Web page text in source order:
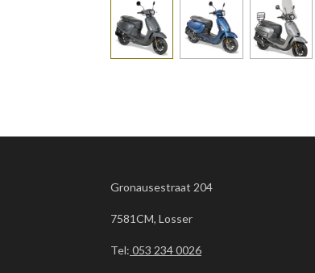
Gronausestraat 204
7581CM, Losser
Tel: 053 234 0026